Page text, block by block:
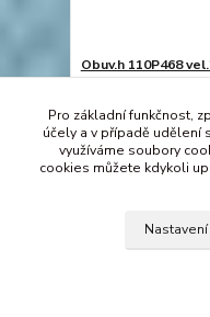
Obuv.h 110P468
Pro základní funkčnost,
účely a v případě udělení
využíváme soubory
cookies můžete kdykoli
Nastavení